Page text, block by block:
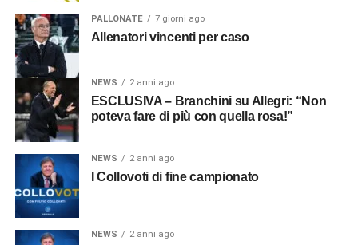
PALLONATE 7 giorni ago
Allenatori vincenti per caso
NEWS 2 anni ago
ESCLUSIVA – Branchini su Allegri: “Non
poteva fare di più con quella rosa!”
NEWS 2 anni ago
I Collovoti di fine campionato
NEWS 2 anni ago